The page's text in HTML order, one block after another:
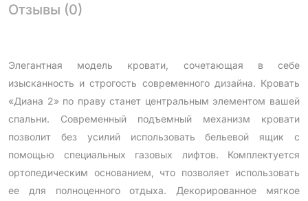
Отзывы (0)
Элегантная модель кровати, сочетающая в себе
изысканность и строгость современного дизайна. Кровать
«Диана 2» по праву станет центральным элементом вашей
спальни. Современный подъемный механизм кровати
позволит без усилий использовать бельевой ящик с
помощью специальных газовых лифтов. Комплектуется
ортопедическим основанием, что позволяет использовать
ее для полноценного отдыха. Декорированное мягкое